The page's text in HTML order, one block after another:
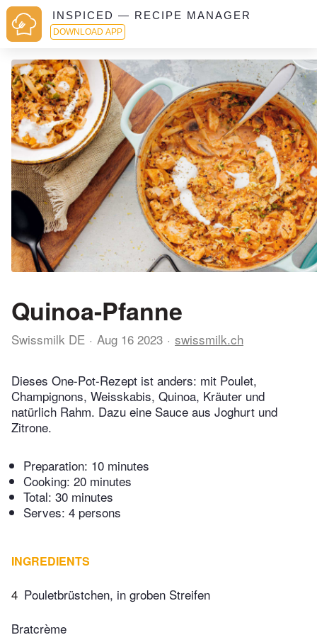
INSPICED — RECIPE MANAGER
DOWNLOAD APP
Quinoa-Pfanne
Swissmilk DE Aug 16 2023 swissmilk.ch
Dieses One-Pot-Rezept ist anders: mit Poulet,
Champignons, Weisskabis, Quinoa, Kräuter und
natürlich Rahm. Dazu eine Sauce aus Joghurt und
Zitrone.
Preparation: 10 minutes
Cooking: 20 minutes
Total: 30 minutes
Serves: 4 persons
INGREDIENTS
4 Pouletbrüstchen, in groben Streifen
Bratcrème